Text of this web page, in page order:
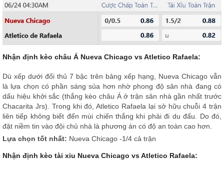
Nhận định kèo châu Á Nueva Chicago vs Atletico Rafaela:
Dù xếp dưới đối thủ 7 bậc trên bảng xếp hạng, Nueva Chicago vẫn
là lựa chọn có phần sáng sủa hơn nhờ phong độ sân nhà đang có
dấu hiệu khởi sắc (thắng kèo châu Á ở trận sân nhà gần nhất trước
Chacarita Jrs). Trong khi đó, Atletico Rafaela lại sở hữu chuỗi 4 trận
liên tiếp không biết đến mùi chiến thắng khi phải đi du đấu. Do đó,
đặt niềm tin vào đội chủ nhà là phương án có độ an toàn cao hơn.
Lựa chọn tốt nhất: Nueva Chicago -1/4 cả trận
Nhận định kèo tài xỉu Nueva Chicago vs Atletico Rafaela: